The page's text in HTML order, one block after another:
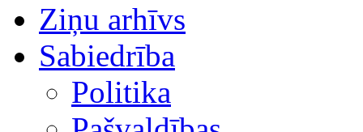
Ziņu arhīvs
Sabiedrība
Politika